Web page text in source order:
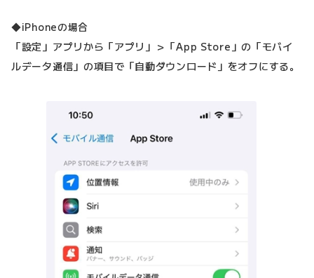
◆iPhoneの場合
「設定」アプリから「アプリ」＞「App Store」の「モバイ
ルデータ通信」の項目で「自動ダウンロード」をオフにする。